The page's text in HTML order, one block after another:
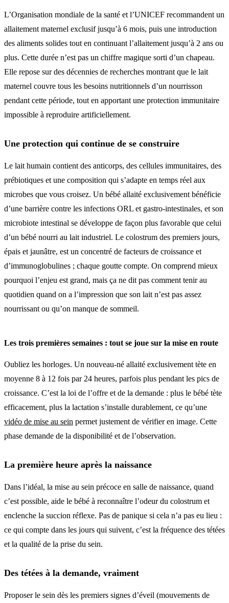
L’Organisation mondiale de la santé et l’UNICEF recommandent un
allaitement maternel exclusif jusqu’à 6 mois, puis une introduction
des aliments solides tout en continuant l’allaitement jusqu’à 2 ans ou
plus. Cette durée n’est pas un chiffre magique sorti d’un chapeau.
Elle repose sur des décennies de recherches montrant que le lait
maternel couvre tous les besoins nutritionnels d’un nourrisson
pendant cette période, tout en apportant une protection immunitaire
impossible à reproduire artificiellement.
Une protection qui continue de se construire
Le lait humain contient des anticorps, des cellules immunitaires, des
prébiotiques et une composition qui s’adapte en temps réel aux
microbes que vous croisez. Un bébé allaité exclusivement bénéficie
d’une barrière contre les infections ORL et gastro-intestinales, et son
microbiote intestinal se développe de façon plus favorable que celui
d’un bébé nourri au lait industriel. Le colostrum des premiers jours,
épais et jaunâtre, est un concentré de facteurs de croissance et
d’immunoglobulines ; chaque goutte compte. On comprend mieux
pourquoi l’enjeu est grand, mais ça ne dit pas comment tenir au
quotidien quand on a l’impression que son lait n’est pas assez
nourrissant ou qu’on manque de sommeil.
Les trois premières semaines : tout se joue sur la mise en route
Oubliez les horloges. Un nouveau-né allaité exclusivement tète en
moyenne 8 à 12 fois par 24 heures, parfois plus pendant les pics de
croissance. C’est la loi de l’offre et de la demande : plus le bébé tète
efficacement, plus la lactation s’installe durablement, ce qu’une
vidéo de mise au sein permet justement de vérifier en image. Cette
phase demande de la disponibilité et de l’observation.
La première heure après la naissance
Dans l’idéal, la mise au sein précoce en salle de naissance, quand
c’est possible, aide le bébé à reconnaître l’odeur du colostrum et
enclenche la succion réflexe. Pas de panique si cela n’a pas eu lieu :
ce qui compte dans les jours qui suivent, c’est la fréquence des tétées
et la qualité de la prise du sein.
Des tétées à la demande, vraiment
Proposer le sein dès les premiers signes d’éveil (mouvements de